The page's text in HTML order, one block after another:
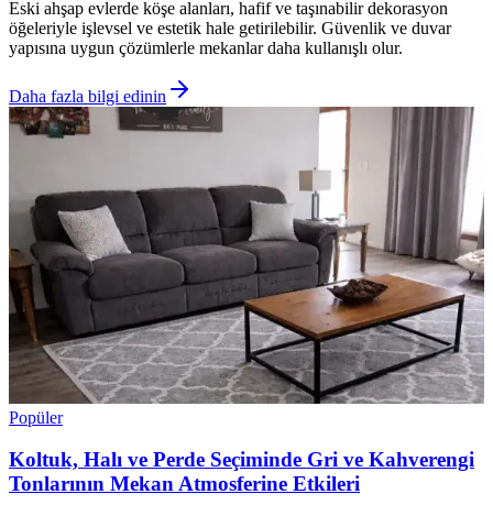
Eski ahşap evlerde köşe alanları, hafif ve taşınabilir dekorasyon
öğeleriyle işlevsel ve estetik hale getirilebilir. Güvenlik ve duvar
yapısına uygun çözümlerle mekanlar daha kullanışlı olur.
Daha fazla bilgi edinin
Popüler
Koltuk, Halı ve Perde Seçiminde Gri ve Kahverengi
Tonlarının Mekan Atmosferine Etkileri